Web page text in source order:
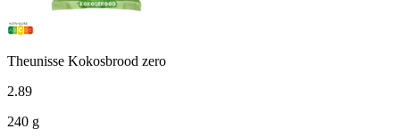
Theunisse Kokosbrood zero
2.89
240 g